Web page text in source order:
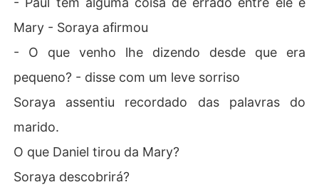
Mary - Soraya afirmou
- O que venho lhe dizendo desde que era
pequeno? - disse com um leve sorriso
Soraya assentiu recordado das palavras do
marido.
O que Daniel tirou da Mary?
Soraya descobrirá?